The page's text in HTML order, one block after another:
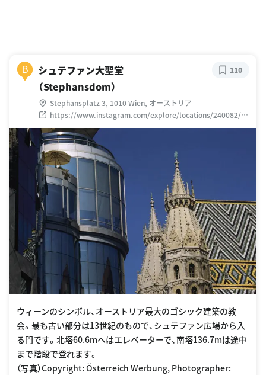
B
シュテファン大聖堂
（Stephansdom）
Stephansplatz 3, 1010 Wien, オーストリア
https://www.instagram.com/explore/locations/240082/st
ephansdom/
110
ウィーンのシンボル、オーストリア最大のゴシック建築の教
会。最も古い部分は13世紀のもので、シュテファン広場から入
る門です。北塔60.6mへはエレベーターで、南塔136.7mは途中
まで階段で登れます。
（写真）Copyright: Österreich Werbung, Photographer: